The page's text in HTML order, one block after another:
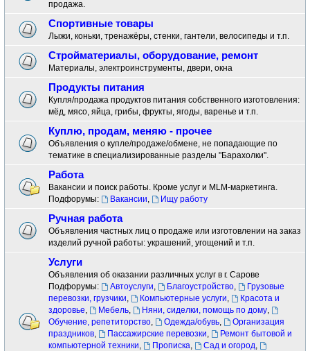
продажа.
Спортивные товары
Лыжи, коньки, тренажёры, стенки, гантели, велосипеды и т.п.
Стройматериалы, оборудование, ремонт
Материалы, электроинструменты, двери, окна
Продукты питания
Купля/продажа продуктов питания собственного изготовления:
мёд, мясо, яйца, грибы, фрукты, ягоды, варенье и т.п.
Куплю, продам, меняю - прочее
Объявления о купле/продаже/обмене, не попадающие по
тематике в специализированные разделы "Барахолки".
Работа
Вакансии и поиск работы. Кроме услуг и MLM-маркетинга.
Подфорумы:
Вакансии, Ищу работу
Ручная работа
Объявления частных лиц о продаже или изготовлении на заказ
изделий ручной работы: украшений, угощений и т.п.
Услуги
Объявления об оказании различных услуг в г. Сарове
Подфорумы:
Автоуслуги, Благоустройство,
Грузовые
перевозки, грузчики, Компьютерные услуги,
Красота и
здоровье, Мебель, Няни, сиделки, помощь по дому,
Обучение, репетиторство, Одежда/обувь,
Организация
праздников, Пассажирские перевозки,
Ремонт бытовой и
компьютерной техники, Прописка, Сад и огород,